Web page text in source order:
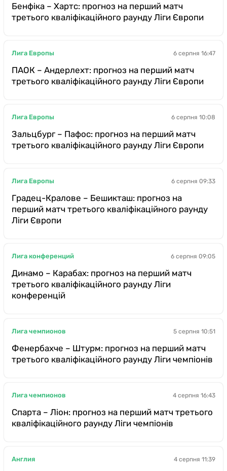
Бенфіка – Хартс: прогноз на перший матч
третього кваліфікаційного раунду Ліги Європи
Лига Европы 6 серпня 16:47
ПАОК – Андерлехт: прогноз на перший матч
третього кваліфікаційного раунду Ліги Європи
Лига Европы 6 серпня 10:08
Зальцбург – Пафос: прогноз на перший матч
третього кваліфікаційного раунду Ліги Європи
Лига Европы 6 серпня 09:33
Градец-Кралове – Бешикташ: прогноз на
перший матч третього кваліфікаційного раунду
Ліги Європи
Лига конференций 6 серпня 09:05
Динамо – Карабах: прогноз на перший матч
третього кваліфікаційного раунду Ліги
конференцій
Лига чемпионов 5 серпня 10:51
Фенербахче – Штурм: прогноз на перший матч
третього кваліфікаційного раунду Ліги чемпіонів
Лига чемпионов 4 серпня 16:43
Спарта – Ліон: прогноз на перший матч третього
кваліфікаційного раунду Ліги чемпіонів
Англия 4 серпня 11:39